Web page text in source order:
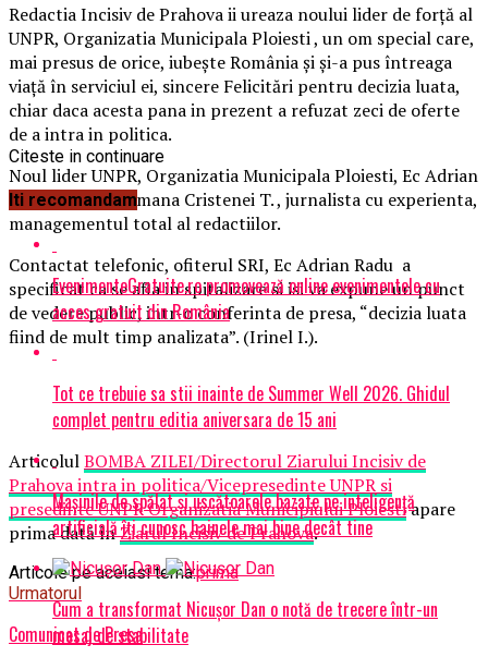
Redactia Incisiv de Prahova ii ureaza noului lider de forță al
UNPR, Organizatia Municipala Ploiesti , un om special care,
mai presus de orice, iubește România și și-a pus întreaga
viață în serviciul ei, sincere Felicitări pentru decizia luata,
chiar daca acesta pana in prezent a refuzat zeci de oferte
de a intra in politica.
Noul lider UNPR, Organizatia Municipala Ploiesti, Ec Adrian
Radu, a lasat pe mana Cristenei T. , jurnalista cu experienta,
managementul total al redactiilor.
Contactat telefonic, ofiterul SRI, Ec Adrian Radu a
specificat ca se afla in spitalizare si isi va expune un punct
de vedere public, intr-o conferinta de presa, “decizia luata
fiind de mult timp analizata”. (Irinel I.).
ArticolulBOMBA ZILEI/Directorul Ziarului Incisiv de
Prahova intra in politica/Vicepresedinte UNPR si
presedinte UNPR Organizatia Municipiului Ploiestiapare
prima dată înZiarul Incisiv de Prahova.
Articole pe aceiasi tema:prima
Urmatorul
Comunicat de Presa
Citeste in continuare
Iti recomandam
EvenimenteGratuite.ro promovează online evenimentele cu
acces gratuit din România
Tot ce trebuie sa stii inainte de Summer Well 2026. Ghidul
complet pentru editia aniversara de 15 ani
Mașinile de spălat și uscătoarele bazate pe inteligență
artificială îți cunosc hainele mai bine decât tine
Cum a transformat Nicușor Dan o notă de trecere într-un
mesaj de stabilitate